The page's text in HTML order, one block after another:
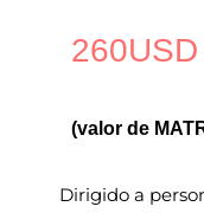
260USD
(valor de
Dirigido a